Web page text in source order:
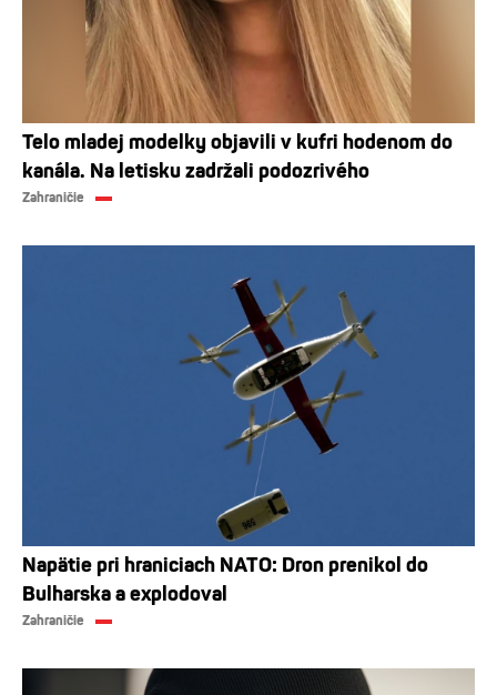
Telo mladej modelky objavili v kufri hodenom do
kanála. Na letisku zadržali podozrivého
Zahraničie
Napätie pri hraniciach NATO: Dron prenikol do
Bulharska a explodoval
Zahraničie